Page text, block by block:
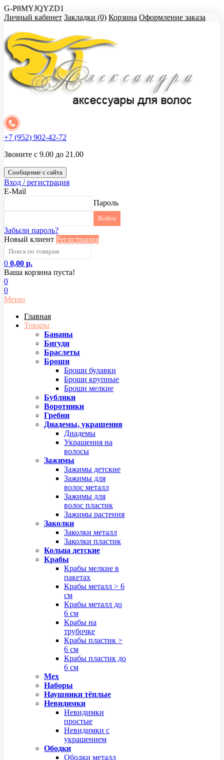
G-P8MYJQYZD1
Личный кабинет Закладки (0) Корзина Оформление заказа
+7 (952) 902-42-72
Звоните с 9.00 до 21.00
Сообщение с сайта
Вход / регистрация
E-Mail
Пароль
Забыли пароль?
Новый клиент Регистрация
0 0,00 р.
Ваша корзина пуста!
0
0
Меню
Главная
Товары
Бананы
Бигуди
Браслеты
Броши
Броши булавки
Броши крупные
Броши мелкие
Бублики
Воротники
Гребни
Диадемы, украшения
Диадемы
Украшения на
волосы
Зажимы
Зажимы детские
Зажимы для
волос металл
Зажимы для
волос пластик
Зажимы растения
Заколки
Заколки металл
Заколки пластик
Кольца детские
Крабы
Крабы мелкие в
пакетах
Крабы металл > 6
см
Крабы металл до
6 см
Крабы на
трубочке
Крабы пластик >
6 см
Крабы пластик до
6 см
Мех
Наборы
Наушники тёплые
Невидимки
Невидимки
простые
Невидимки с
украшением
Ободки
Ободки металл